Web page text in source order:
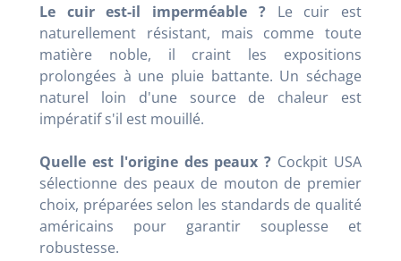
Le cuir est-il imperméable ?Le cuir est
naturellement résistant, mais comme toute
matière noble, il craint les expositions
prolongées à une pluie battante. Un séchage
naturel loin d'une source de chaleur est
impératif s'il est mouillé.
Quelle est l'origine des peaux ? Cockpit USA
sélectionne des peaux de mouton de premier
choix, préparées selon les standards de qualité
américains pour garantir souplesse et
robustesse.